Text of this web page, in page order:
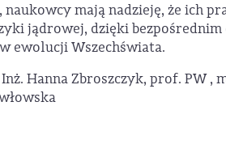
mają nadzieję, że ich
jądrowej, dzięki bezpośrednim
ewolucji Wszechświata.
Hanna Zbroszczyk, prof. PW ,